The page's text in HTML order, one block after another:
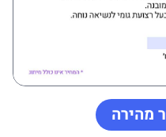
מהירה